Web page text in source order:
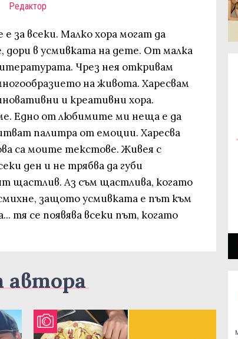
Редактор
за всеки. Малко хора могат да
дори в усмивката на дете. От малка
Чрез нея откривам
на живота. Харесвам
и креативни хора.
Едно от любимите ми неща е да
палитра от емоции. Харесва
са моите текстове. Живея с
ден и не трябва да губи
щастлив. Аз съм щастлива, когато
защото усмивката е път към
тя се появява всеки път, когато